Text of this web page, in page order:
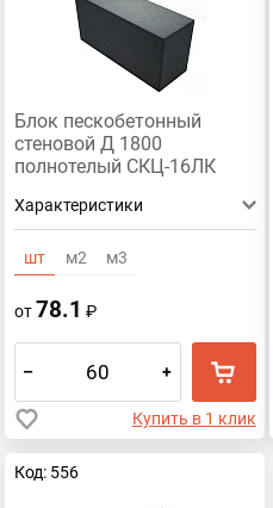
Блок пескобетонный
стеновой Д 1800
полнотелый СКЦ-16ЛК
Характеристики
шт м2 м3
от78.1 ₽
– +
Купить в 1 клик
Код: 556